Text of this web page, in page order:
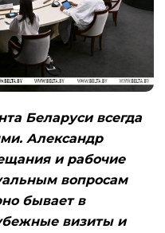
Беларуси всегда
Александр
и рабочие
вопросам
бывает в
визиты и